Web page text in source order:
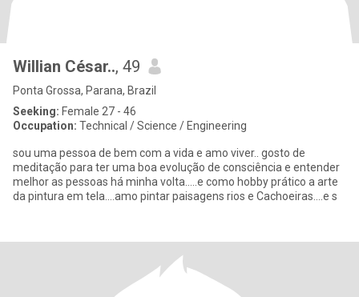
Willian César.., 49
Ponta Grossa, Parana, Brazil
Seeking: Female 27 - 46
Occupation: Technical / Science / Engineering
sou uma pessoa de bem com a vida e amo viver.. gosto de
meditação para ter uma boa evolução de consciência e entender
melhor as pessoas há minha volta.....e como hobby prático a arte
da pintura em tela....amo pintar paisagens rios e Cachoeiras....e s